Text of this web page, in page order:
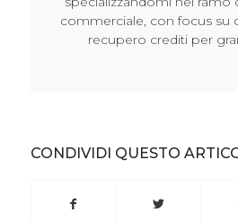
commerciale, con focus su
recupero crediti per
CONDIVIDI QUESTO